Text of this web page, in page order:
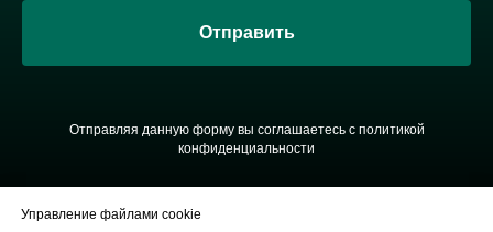
Отправить
Отправляя данную форму вы соглашаетесь с политикой
конфиденциальности
Управление файлами cookie